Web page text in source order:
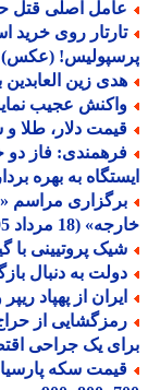
اصلی قتل
روی خرید
(عکس)
زین العابدین
عجیب
دلار، طلا و سکه امروز 18
فاز دو خط
به بهره
مراسم
مرداد 1405) + فیلم
پروتیینی با
به دنبال
از پهپاد
از حراج
یک جراحی